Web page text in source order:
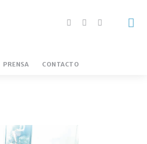
PRENSA
LA EMPRESARIAL
CONTACTO